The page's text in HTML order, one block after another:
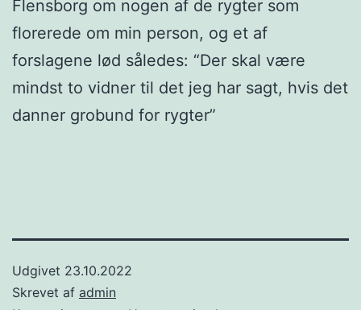
Flensborg om nogen af de rygter som
florerede om min person, og et af
forslagene lød således: “Der skal være
mindst to vidner til det jeg har sagt, hvis det
danner grobund for rygter”
Udgivet 23.10.2022
Skrevet af admin